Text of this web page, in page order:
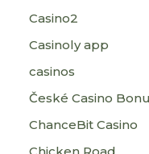
Casino2
Casinoly app
casinos
České Casino
ChanceBit Casino